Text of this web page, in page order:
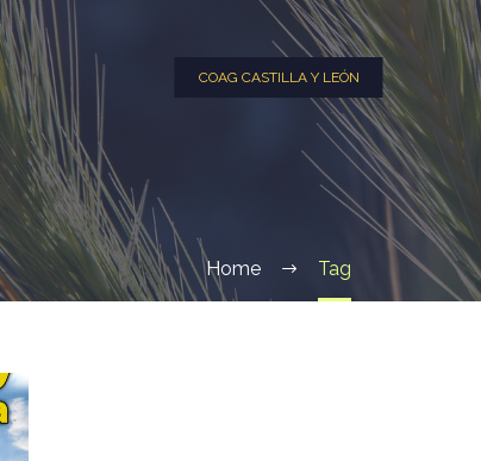
COAG CASTILLA Y LEÓN
Home Tag